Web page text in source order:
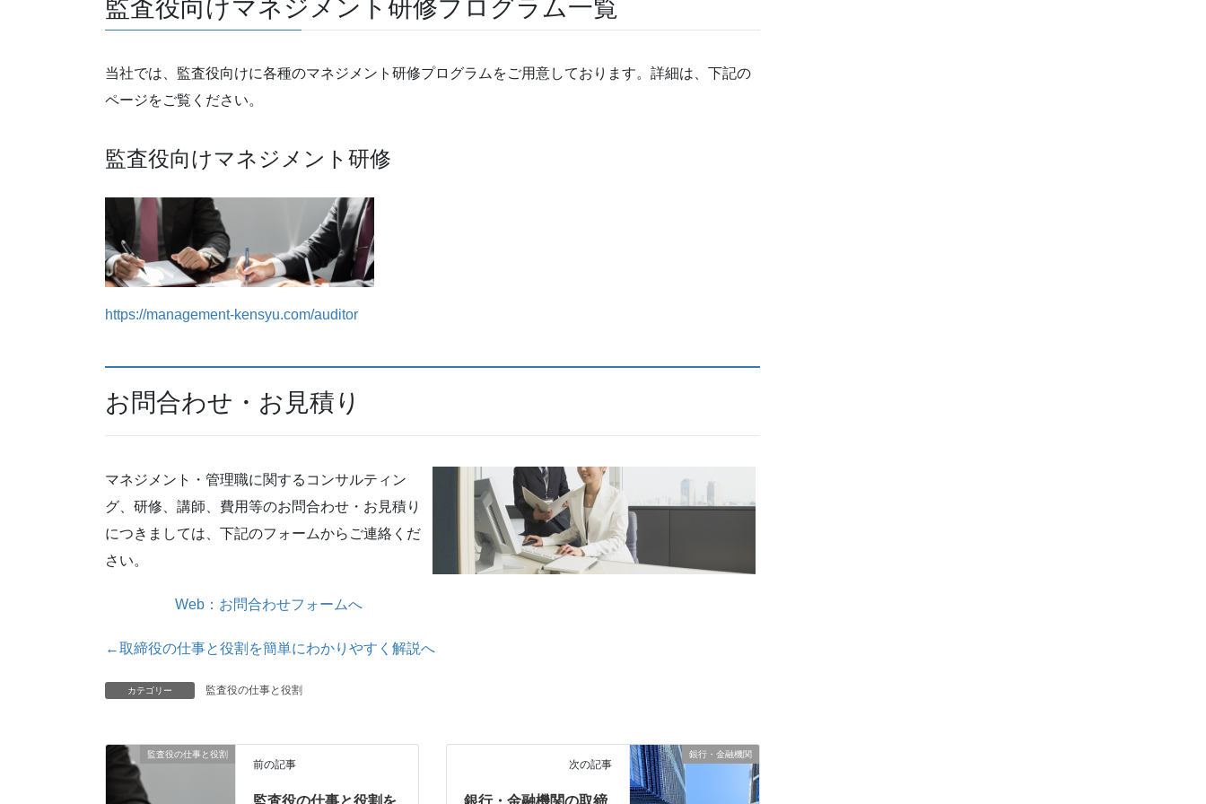
監査役向けマネジメント研修プログラム一覧
当社では、監査役向けに各種のマネジメント研修プログラムをご用意しております。詳細は、下記の
ページをご覧ください。
監査役向けマネジメント研修
https://management-kensyu.com/auditor
お問合わせ・お見積り
マネジメント・管理職に関するコンサルティン
グ、研修、講師、費用等のお問合わせ・お見積り
につきましては、下記のフォームからご連絡くだ
さい。
Web：お問合わせフォームへ
←取締役の仕事と役割を簡単にわかりやすく解説へ
カテゴリー 監査役の仕事と役割
監査役の仕事と役割
前の記事
監査役の仕事と役割を
銀行・金融機関
次の記事
銀行・金融機関の取締